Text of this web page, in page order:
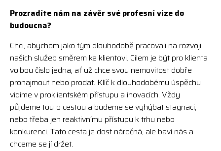
Prozradíte nám na závěr své profesní vize do
budoucna?
Chci, abychom jako tým dlouhodobě pracovali na rozvoji
našich služeb směrem ke klientovi. Cílem je být pro klienta
volbou číslo jedna, ať už chce svou nemovitost dobře
pronajmout nebo prodat. Klíč k dlouhodobému úspěchu
vidíme v proklientském přístupu a inovacích. Vždy
půjdeme touto cestou a budeme se vyhýbat stagnaci,
nebo třeba jen reaktivnímu přístupu k trhu nebo
konkurenci. Tato cesta je dost náročná, ale baví nás a
chceme se jí držet.